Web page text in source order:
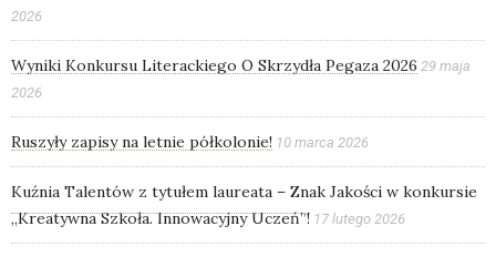
2026
Wyniki Konkursu Literackiego O Skrzydła Pegaza 2026 29 maja
2026
Ruszyły zapisy na letnie półkolonie! 10 marca 2026
Kuźnia Talentów z tytułem laureata – Znak Jakości w konkursie
„Kreatywna Szkoła. Innowacyjny Uczeń”! 17 lutego 2026